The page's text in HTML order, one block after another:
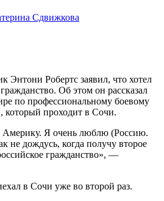
Сдвижкова
Энтони Робертс заявил, что хотел
Об этом он рассказал
по профессиональному боевому
который проходит в Сочи.
Америку. Я очень люблю (Россию.
не дождусь, когда получу второе
гражданство», —
в Сочи уже во второй раз.